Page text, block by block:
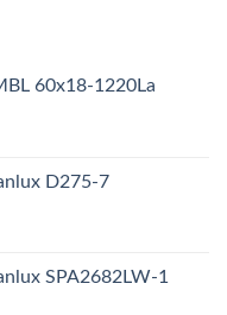
60x18-1220La
D275-7
SPA2682LW-1